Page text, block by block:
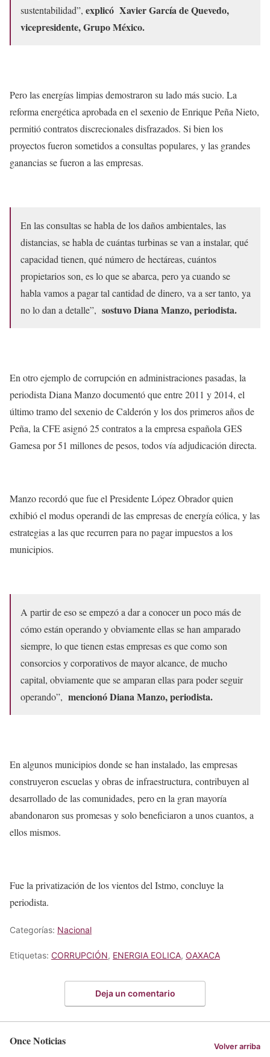
sustentabilidad”, explicó Xavier García de Quevedo,
vicepresidente, Grupo México.
Pero las energías limpias demostraron su lado más sucio. La
reforma energética aprobada en el sexenio de Enrique Peña Nieto,
permitió contratos discrecionales disfrazados. Si bien los
proyectos fueron sometidos a consultas populares, y las grandes
ganancias se fueron a las empresas.
En las consultas se habla de los daños ambientales, las
distancias, se habla de cuántas turbinas se van a instalar, qué
capacidad tienen, qué número de hectáreas, cuántos
propietarios son, es lo que se abarca, pero ya cuando se
habla vamos a pagar tal cantidad de dinero, va a ser tanto, ya
no lo dan a detalle”, sostuvo Diana Manzo, periodista.
En otro ejemplo de corrupción en administraciones pasadas, la
periodista Diana Manzo documentó que entre 2011 y 2014, el
último tramo del sexenio de Calderón y los dos primeros años de
Peña, la CFE asignó 25 contratos a la empresa española GES
Gamesa por 51 millones de pesos, todos vía adjudicación directa.
Manzo recordó que fue el Presidente López Obrador quien
exhibió el modus operandi de las empresas de energía eólica, y las
estrategias a las que recurren para no pagar impuestos a los
municipios.
A partir de eso se empezó a dar a conocer un poco más de
cómo están operando y obviamente ellas se han amparado
siempre, lo que tienen estas empresas es que como son
consorcios y corporativos de mayor alcance, de mucho
capital, obviamente que se amparan ellas para poder seguir
operando”, mencionó Diana Manzo, periodista.
En algunos municipios donde se han instalado, las empresas
construyeron escuelas y obras de infraestructura, contribuyen al
desarrollado de las comunidades, pero en la gran mayoría
abandonaron sus promesas y solo beneficiaron a unos cuantos, a
ellos mismos.
Fue la privatización de los vientos del Istmo, concluye la
periodista.
Categorías: Nacional
Etiquetas: CORRUPCIÓN, ENERGIA EOLICA, OAXACA
Deja un comentario
Once Noticias Volver arriba